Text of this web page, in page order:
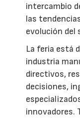
intercambio
las
evolución
La feria está
industria
directivos,
decisiones,
innovadores.